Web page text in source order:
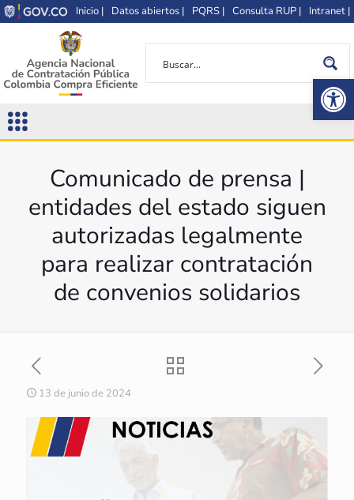
Inicio | Datos abiertos | PQRS | Consulta RUP | Intranet |
Comunicado de prensa |
entidades del estado siguen
autorizadas legalmente
para realizar contratación
de convenios solidarios
13 de junio de 2024